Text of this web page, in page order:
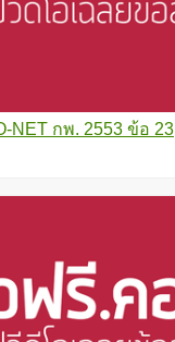
NET กพ. 2553 ข้อ 23